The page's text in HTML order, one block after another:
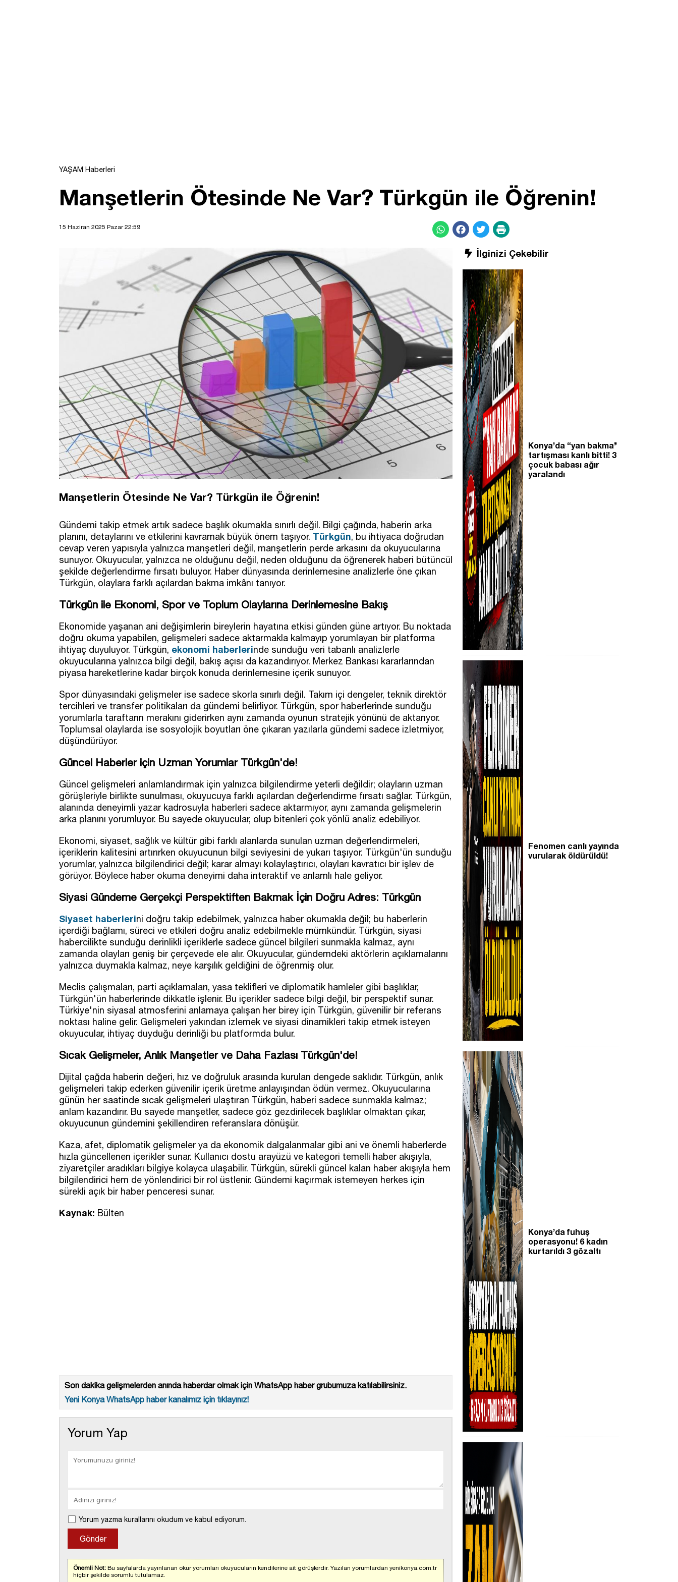
YAŞAM Haberleri
Manşetlerin Ötesinde Ne Var? Türkgün ile Öğrenin!
15 Haziran 2025 Pazar 22:59
Manşetlerin Ötesinde Ne Var? Türkgün ile Öğrenin!
Gündemi takip etmek artık sadece başlık okumakla sınırlı değil. Bilgi çağında, haberin arka
planını, detaylarını ve etkilerini kavramak büyük önem taşıyor. Türkgün, bu ihtiyaca doğrudan
cevap veren yapısıyla yalnızca manşetleri değil, manşetlerin perde arkasını da okuyucularına
sunuyor. Okuyucular, yalnızca ne olduğunu değil, neden olduğunu da öğrenerek haberi bütüncül
şekilde değerlendirme fırsatı buluyor. Haber dünyasında derinlemesine analizlerle öne çıkan
Türkgün, olaylara farklı açılardan bakma imkânı tanıyor.
Türkgün ile Ekonomi, Spor ve Toplum Olaylarına Derinlemesine Bakış
Ekonomide yaşanan ani değişimlerin bireylerin hayatına etkisi günden güne artıyor. Bu noktada
doğru okuma yapabilen, gelişmeleri sadece aktarmakla kalmayıp yorumlayan bir platforma
ihtiyaç duyuluyor. Türkgün, ekonomi haberlerinde sunduğu veri tabanlı analizlerle
okuyucularına yalnızca bilgi değil, bakış açısı da kazandırıyor. Merkez Bankası kararlarından
piyasa hareketlerine kadar birçok konuda derinlemesine içerik sunuyor.
Spor dünyasındaki gelişmeler ise sadece skorla sınırlı değil. Takım içi dengeler, teknik direktör
tercihleri ve transfer politikaları da gündemi belirliyor. Türkgün, spor haberlerinde sunduğu
yorumlarla taraftarın merakını giderirken aynı zamanda oyunun stratejik yönünü de aktarıyor.
Toplumsal olaylarda ise sosyolojik boyutları öne çıkaran yazılarla gündemi sadece izletmiyor,
düşündürüyor.
Güncel Haberler için Uzman Yorumlar Türkgün'de!
Güncel gelişmeleri anlamlandırmak için yalnızca bilgilendirme yeterli değildir; olayların uzman
görüşleriyle birlikte sunulması, okuyucuya farklı açılardan değerlendirme fırsatı sağlar. Türkgün,
alanında deneyimli yazar kadrosuyla haberleri sadece aktarmıyor, aynı zamanda gelişmelerin
arka planını yorumluyor. Bu sayede okuyucular, olup bitenleri çok yönlü analiz edebiliyor.
Ekonomi, siyaset, sağlık ve kültür gibi farklı alanlarda sunulan uzman değerlendirmeleri,
içeriklerin kalitesini artırırken okuyucunun bilgi seviyesini de yukarı taşıyor. Türkgün'ün sunduğu
yorumlar, yalnızca bilgilendirici değil; karar almayı kolaylaştırıcı, olayları kavratıcı bir işlev de
görüyor. Böylece haber okuma deneyimi daha interaktif ve anlamlı hale geliyor.
Siyasi Gündeme Gerçekçi Perspektiften Bakmak İçin Doğru Adres: Türkgün
Siyaset haberlerini doğru takip edebilmek, yalnızca haber okumakla değil; bu haberlerin
içerdiği bağlamı, süreci ve etkileri doğru analiz edebilmekle mümkündür. Türkgün, siyasi
habercilikte sunduğu derinlikli içeriklerle sadece güncel bilgileri sunmakla kalmaz, aynı
zamanda olayları geniş bir çerçevede ele alır. Okuyucular, gündemdeki aktörlerin açıklamalarını
yalnızca duymakla kalmaz, neye karşılık geldiğini de öğrenmiş olur.
Meclis çalışmaları, parti açıklamaları, yasa teklifleri ve diplomatik hamleler gibi başlıklar,
Türkgün'ün haberlerinde dikkatle işlenir. Bu içerikler sadece bilgi değil, bir perspektif sunar.
Türkiye'nin siyasal atmosferini anlamaya çalışan her birey için Türkgün, güvenilir bir referans
noktası haline gelir. Gelişmeleri yakından izlemek ve siyasi dinamikleri takip etmek isteyen
okuyucular, ihtiyaç duyduğu derinliği bu platformda bulur.
Sıcak Gelişmeler, Anlık Manşetler ve Daha Fazlası Türkgün'de!
Dijital çağda haberin değeri, hız ve doğruluk arasında kurulan dengede saklıdır. Türkgün, anlık
gelişmeleri takip ederken güvenilir içerik üretme anlayışından ödün vermez. Okuyucularına
günün her saatinde sıcak gelişmeleri ulaştıran Türkgün, haberi sadece sunmakla kalmaz;
anlam kazandırır. Bu sayede manşetler, sadece göz gezdirilecek başlıklar olmaktan çıkar,
okuyucunun gündemini şekillendiren referanslara dönüşür.
Kaza, afet, diplomatik gelişmeler ya da ekonomik dalgalanmalar gibi ani ve önemli haberlerde
hızla güncellenen içerikler sunar. Kullanıcı dostu arayüzü ve kategori temelli haber akışıyla,
ziyaretçiler aradıkları bilgiye kolayca ulaşabilir. Türkgün, sürekli güncel kalan haber akışıyla hem
bilgilendirici hem de yönlendirici bir rol üstlenir. Gündemi kaçırmak istemeyen herkes için
sürekli açık bir haber penceresi sunar.
Kaynak: Bülten
Son dakika gelişmelerden anında haberdar olmak için WhatsApp haber grubumuza katılabilirsiniz.
Yeni Konya WhatsApp haber kanalımız için tıklayınız!
Yorum Yap
Yorum yazma kurallarını okudum ve kabul ediyorum.
Önemli Not: Bu sayfalarda yayınlanan okur yorumları okuyucuların kendilerine ait görüşlerdir. Yazılan yorumlardan yenikonya.com.tr
hiçbir şekilde sorumlu tutulamaz.
İlginizi Çekebilir
Konya’da “yan bakma’’
tartışması kanlı bitti! 3
çocuk babası ağır
yaralandı
Fenomen canlı yayında
vurularak öldürüldü!
Konya’da fuhuş
operasyonu! 6 kadın
kurtarıldı 3 gözaltı